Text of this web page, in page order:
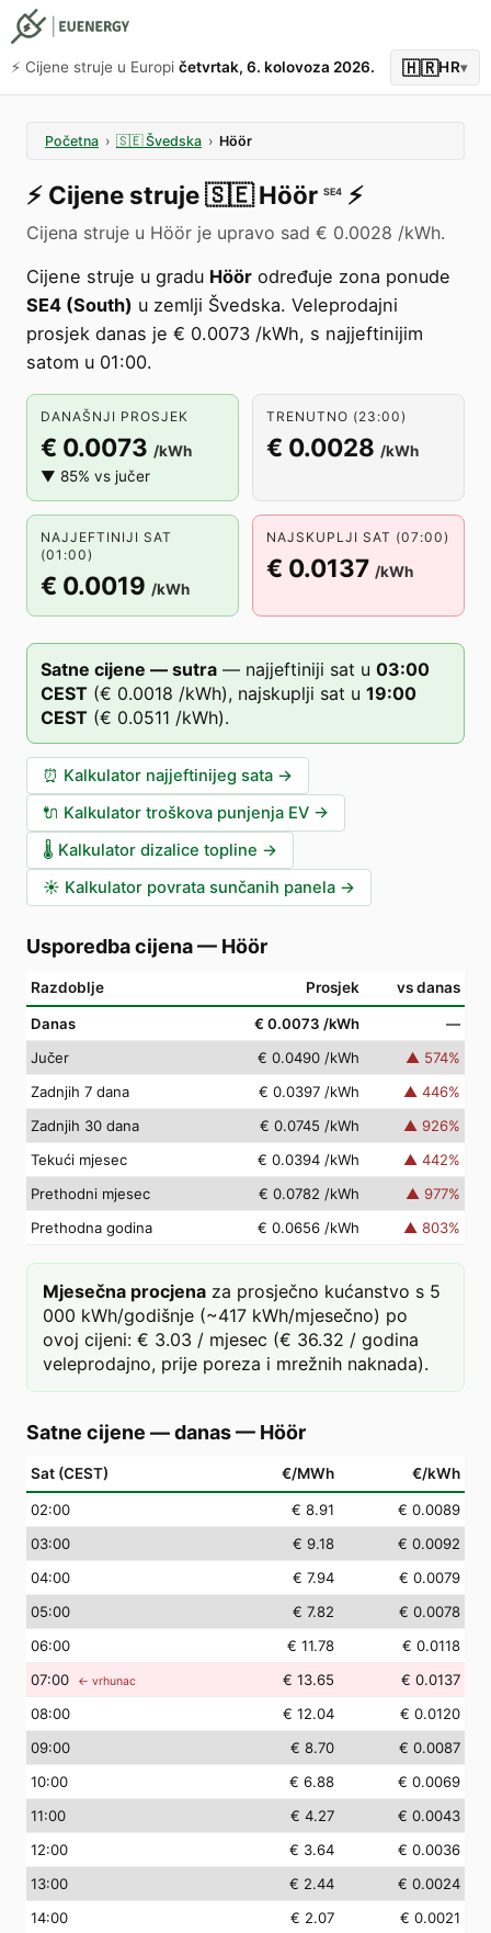
⚡️ Cijene struje u Europi četvrtak, 6. kolovoza 2026. 🇭🇷HR▾
Početna › 🇸🇪 Švedska › Höör
⚡️ Cijene struje🇸🇪 Höör SE4 ⚡️
Cijena struje u Höör je upravo sad € 0.0028 /kWh.
Cijene struje u gradu Höör određuje zona ponude
SE4 (South) u zemlji Švedska. Veleprodajni
prosjek danas je € 0.0073 /kWh, s najjeftinijim
satom u 01:00.
DANAŠNJI PROSJEK
€ 0.0073 /kWh
▼ 85% vs jučer
TRENUTNO (23:00)
€ 0.0028 /kWh
NAJJEFTINIJI SAT
(01:00)
€ 0.0019 /kWh
NAJSKUPLJI SAT (07:00)
€ 0.0137 /kWh
Satne cijene — sutra — najjeftiniji sat u 03:00
CEST (€ 0.0018 /kWh), najskuplji sat u 19:00
CEST (€ 0.0511 /kWh).
⏰ Kalkulator najjeftinijeg sata →
🔌 Kalkulator troškova punjenja EV →
🌡️ Kalkulator dizalice topline →
☀️ Kalkulator povrata sunčanih panela →
Usporedba cijena— Höör
Razdoblje Prosjek vs danas
Danas € 0.0073 /kWh
—
Jučer
€ 0.0490 /kWh ▲ 574%
Zadnjih 7 dana
€ 0.0397 /kWh ▲ 446%
Zadnjih 30 dana
€ 0.0745 /kWh ▲ 926%
Tekući mjesec
€ 0.0394 /kWh ▲ 442%
Prethodni mjesec
€ 0.0782 /kWh ▲ 977%
Prethodna godina
€ 0.0656 /kWh ▲ 803%
Mjesečna procjena za prosječno kućanstvo s 5
000 kWh/godišnje (~417 kWh/mjesečno) po
ovoj cijeni: € 3.03 / mjesec (€ 36.32 / godina
veleprodajno, prije poreza i mrežnih naknada).
Satne cijene — danas— Höör
Sat (CEST) €/MWh €/kWh
02:00 € 8.91
€ 0.0089
03:00 € 9.18
€ 0.0092
04:00 € 7.94
€ 0.0079
05:00 € 7.82
€ 0.0078
06:00 € 11.78
€ 0.0118
07:00 ← vrhunac € 13.65
€ 0.0137
08:00 € 12.04
€ 0.0120
09:00 € 8.70
€ 0.0087
10:00 € 6.88
€ 0.0069
11:00 € 4.27
€ 0.0043
12:00 € 3.64
€ 0.0036
13:00 € 2.44
€ 0.0024
14:00 € 2.07
€ 0.0021